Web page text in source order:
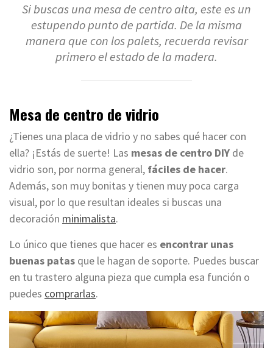
Si buscas una mesa de centro alta, este es un
estupendo punto de partida. De la misma
manera que con los palets, recuerda revisar
primero el estado de la madera.
Mesa de centro de vidrio
¿Tienes una placa de vidrio y no sabes qué hacer con
ella? ¡Estás de suerte! Las mesas de centro DIY de
vidrio son, por norma general, fáciles de hacer.
Además, son muy bonitas y tienen muy poca carga
visual, por lo que resultan ideales si buscas una
decoración minimalista.
Lo único que tienes que hacer es encontrar unas
buenas patas que le hagan de soporte. Puedes buscar
en tu trastero alguna pieza que cumpla esa función o
puedes comprarlas.